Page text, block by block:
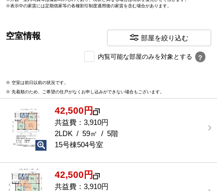
※表示中の家賃には定期借家等の各種割引制度適用後の家賃を含む場合があります。
空室情報 部屋を絞り込む
な
屋
を
選
す
内覧可能な部屋のみを対象とする ？
※ 空室は前日以前の状況です。
※ 先着順のため、ご希望の住戸がなくお申し込みができない場合もございます。
42,500円
共益費：3,910円
2LDK / 59㎡ / 5階
15号棟504号室
42,500円
共益費：3,910円